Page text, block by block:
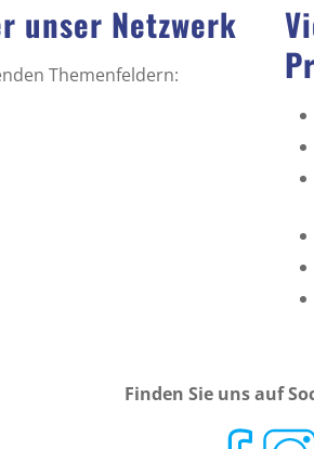
unser Netzwerk
Themenfeldern:
Finden Sie uns auf